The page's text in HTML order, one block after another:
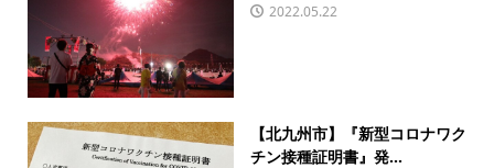
2022.05.22
【北九州市】『新型コロナワク
チン接種証明書』発...